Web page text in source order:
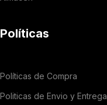
Políticas
Políticas de Compra
Politicas de Envio y Entrega